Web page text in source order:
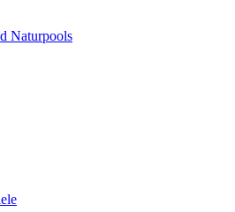
Naturpools